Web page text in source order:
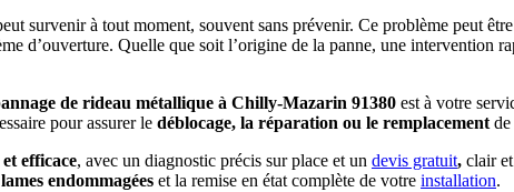
survenir à tout moment, souvent sans prévenir. Ce problème peut
d’ouverture. Quelle que soit l’origine de la panne, une intervention
de rideau métallique à Chilly-Mazarin 91380 est à votre
pour assurer le déblocage, la réparation ou le remplacement
efficace, avec un diagnostic précis sur place et un devis gratuit, clair
endommagées et la remise en état complète de votre installation.